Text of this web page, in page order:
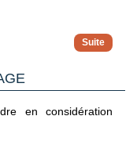
entre l’aéroport et
spéciaux ». Ce
place.
en considération